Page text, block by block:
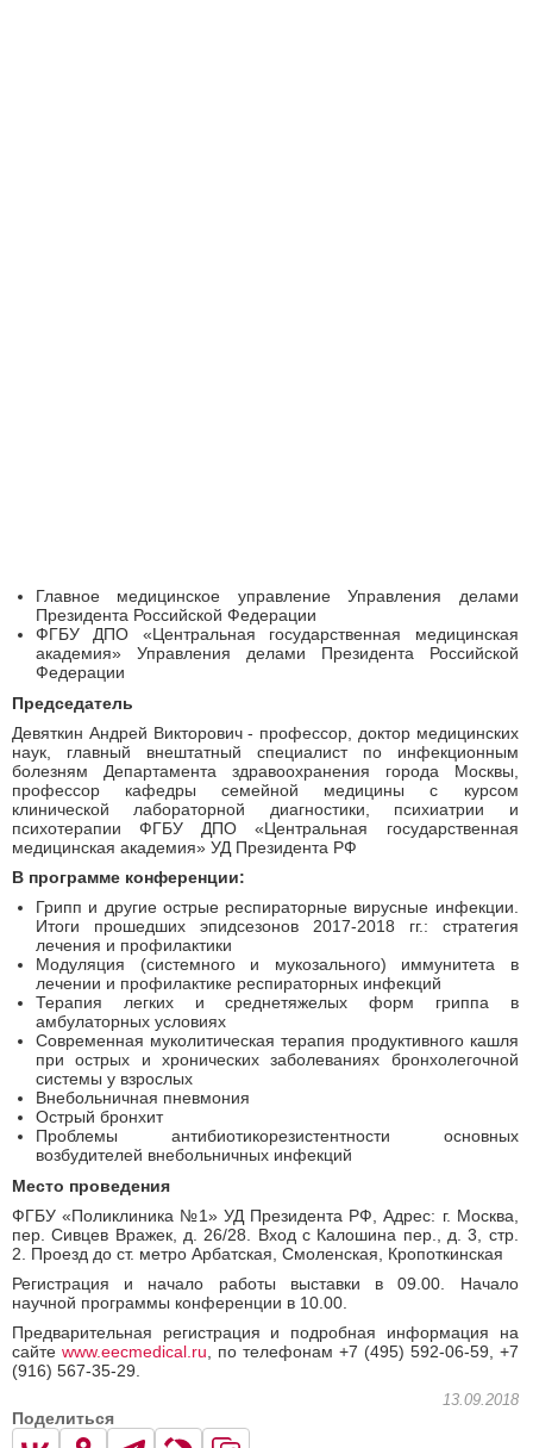
Главное медицинское управление Управления делами
Президента Российской Федерации
ФГБУ ДПО «Центральная государственная медицинская
академия» Управления делами Президента Российской
Федерации
Председатель
Девяткин Андрей Викторович - профессор, доктор медицинских
наук, главный внештатный специалист по инфекционным
болезням Департамента здравоохранения города Москвы,
профессор кафедры семейной медицины с курсом
клинической лабораторной диагностики, психиатрии и
психотерапии ФГБУ ДПО «Центральная государственная
медицинская академия» УД Президента РФ
В программе конференции:
Грипп и другие острые респираторные вирусные инфекции.
Итоги прошедших эпидсезонов 2017-2018 гг.: стратегия
лечения и профилактики
Модуляция (системного и мукозального) иммунитета в
лечении и профилактике респираторных инфекций
Терапия легких и среднетяжелых форм гриппа в
амбулаторных условиях
Современная муколитическая терапия продуктивного кашля
при острых и хронических заболеваниях бронхолегочной
системы у взрослых
Внебольничная пневмония
Острый бронхит
Проблемы антибиотикорезистентности основных
возбудителей внебольничных инфекций
Место проведения
ФГБУ «Поликлиника №1» УД Президента РФ, Адрес: г. Москва,
пер. Сивцев Вражек, д. 26/28. Вход с Калошина пер., д. 3, стр.
2. Проезд до ст. метро Арбатская, Смоленская, Кропоткинская
Регистрация и начало работы выставки в 09.00. Начало
научной программы конференции в 10.00.
Предварительная регистрация и подробная информация на
сайте www.eecmedical.ru , по телефонам +7 (495) 592-06-59, +7
(916) 567-35-29.
13.09.2018
Поделиться